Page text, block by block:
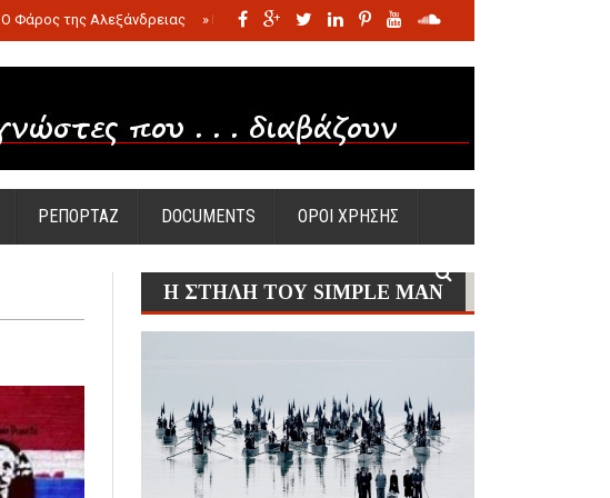
Ο Φάρος της Αλεξάνδρειας » Η σφαγή των νηπίων της Σάντας
ΡΕΠΟΡΤΑΖ DOCUMENTS ΟΡΟΙ ΧΡΗΣΗΣ
Η ΣΤΗΛΗ ΤΟΥ SIMPLE MAN